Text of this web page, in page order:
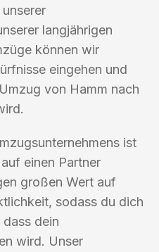
langjährigen
können wir
eingehen und
von Hamm nach
ist
einen Partner
großen Wert auf
sodass du dich
dein
wird. Unser